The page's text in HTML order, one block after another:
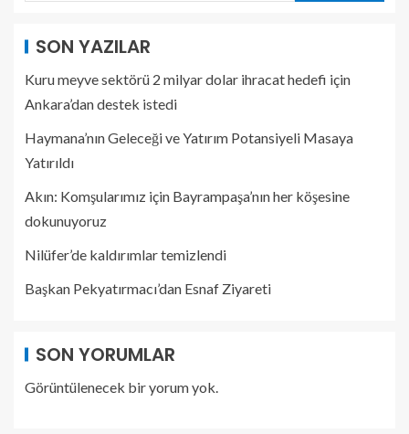
SON YAZILAR
Kuru meyve sektörü 2 milyar dolar ihracat hedefi için
Ankara’dan destek istedi
Haymana’nın Geleceği ve Yatırım Potansiyeli Masaya
Yatırıldı
Akın: Komşularımız için Bayrampaşa’nın her köşesine
dokunuyoruz
Nilüfer’de kaldırımlar temizlendi
Başkan Pekyatırmacı’dan Esnaf Ziyareti
SON YORUMLAR
Görüntülenecek bir yorum yok.